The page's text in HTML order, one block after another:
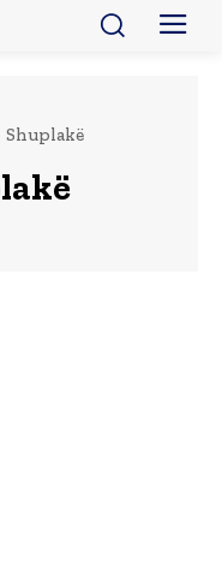
Shuplakë